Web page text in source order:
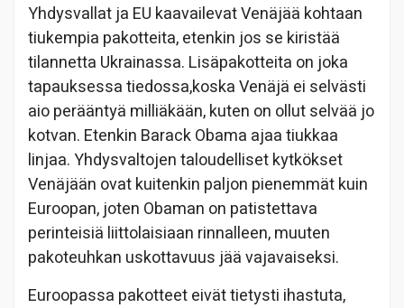
Yhdysvallat ja EU kaavailevat Venäjää kohtaan
tiukempia pakotteita, etenkin jos se kiristää
tilannetta Ukrainassa. Lisäpakotteita on joka
tapauksessa tiedossa,koska Venäjä ei selvästi
aio perääntyä milliäkään, kuten on ollut selvää jo
kotvan. Etenkin Barack Obama ajaa tiukkaa
linjaa. Yhdysvaltojen taloudelliset kytkökset
Venäjään ovat kuitenkin paljon pienemmät kuin
Euroopan, joten Obaman on patistettava
perinteisiä liittolaisiaan rinnalleen, muuten
pakoteuhkan uskottavuus jää vajavaiseksi.
Euroopassa pakotteet eivät tietysti ihastuta,